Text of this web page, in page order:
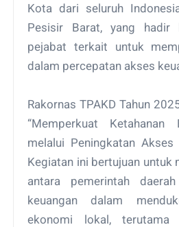
Kota dari seluruh
Pesisir Barat, yang hadir
pejabat terkait untuk
dalam percepatan akses
Rakornas TPAKD Tahun
“Memperkuat Ketahanan
melalui Peningkatan Akses
Kegiatan ini bertujuan untuk
antara pemerintah
keuangan dalam
ekonomi lokal, terutama